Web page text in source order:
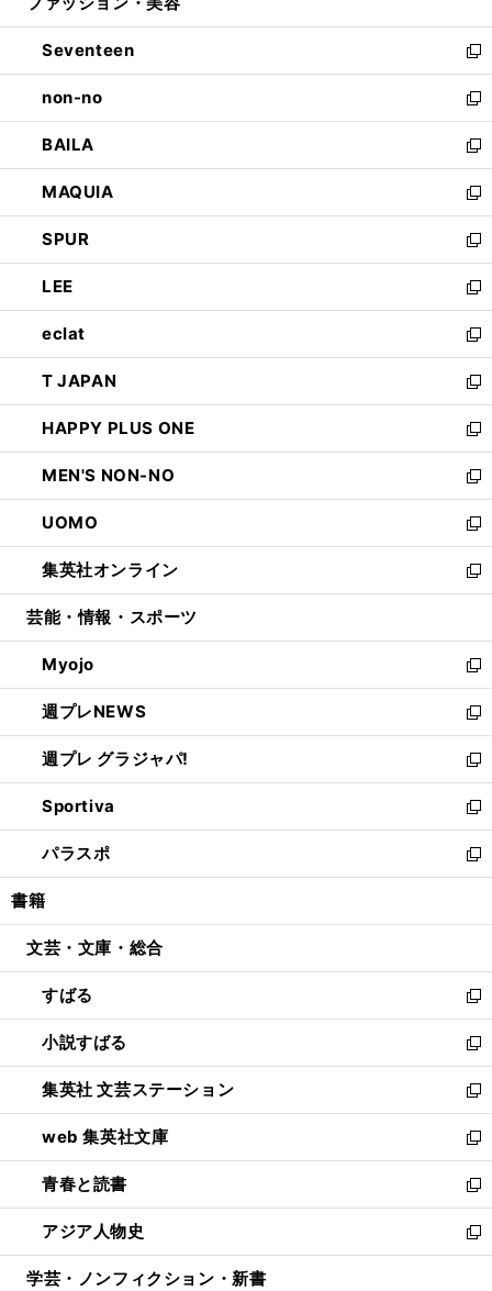
開
く
ウ
で
開
く
ン
ド
ウ
で
開
く
Seventeen
新
し
い
ウ
ィ
ン
ド
ウ
で
開
く
non-no
新
し
い
ウ
ィ
ン
ド
ウ
で
開
く
BAILA
新
し
い
ウ
ィ
ン
ド
ウ
で
開
く
MAQUIA
新
し
い
ウ
ィ
ン
ド
ウ
で
開
く
SPUR
新
し
い
ウ
ィ
ン
ド
ウ
で
開
く
LEE
新
し
い
ウ
ィ
ン
ド
ウ
で
開
く
eclat
新
し
い
ウ
ィ
ン
ド
ウ
で
開
く
T JAPAN
新
し
い
ウ
ィ
ン
ド
ウ
で
開
HAPPY PLUS ONE
新
し
い
ウ
ィ
ン
ド
ウ
開
く
MEN'S NON-NO
新
し
い
ウ
ィ
ン
ウ
で
開
く
UOMO
新
し
い
ウ
ン
ド
ウ
で
開
く
集英社オンライン
新
し
ウ
ィ
ン
ド
ウ
で
開
く
芸能・情報・スポーツ
Myojo
新
し
い
ウ
ィ
ン
ド
ウ
で
開
週プレNEWS
新
し
い
ウ
ィ
ン
ド
ウ
開
週プレ グラジャパ!
新
し
い
ウ
ィ
ン
ウ
開
く
Sportiva
新
し
い
ウ
ン
ウ
で
開
く
パラスポ
新
し
ウ
ン
ド
ウ
で
開
く
書籍
文芸・文庫・総合
すばる
新
し
い
ウ
ィ
ン
ド
ウ
で
開
く
小説すばる
新
し
い
ウ
ィ
ン
ド
ウ
で
開
集英社 文芸ステーション
新
し
い
ウ
ィ
ン
ド
ウ
web 集英社文庫
新
し
い
ウ
ィ
ン
青春と読書
新
し
い
ウ
アジア人物史
新
し
学芸・ノンフィクション・新書